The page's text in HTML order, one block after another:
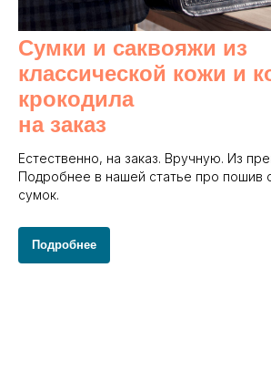
Сумки и саквояжи из
классической кожи и
крокодила
на заказ
Естественно, на заказ. Вручную. Из
Подробнее в нашей статье про пошив
сумок.
Подробнее